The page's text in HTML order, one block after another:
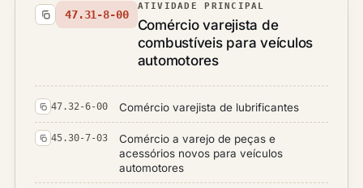
47.31-8-00
ATIVIDADE PRINCIPAL
Comércio varejista de
combustíveis para veículos
automotores
47.32-6-00 Comércio varejista de lubrificantes
45.30-7-03
Comércio a varejo de peças e
acessórios novos para veículos
automotores